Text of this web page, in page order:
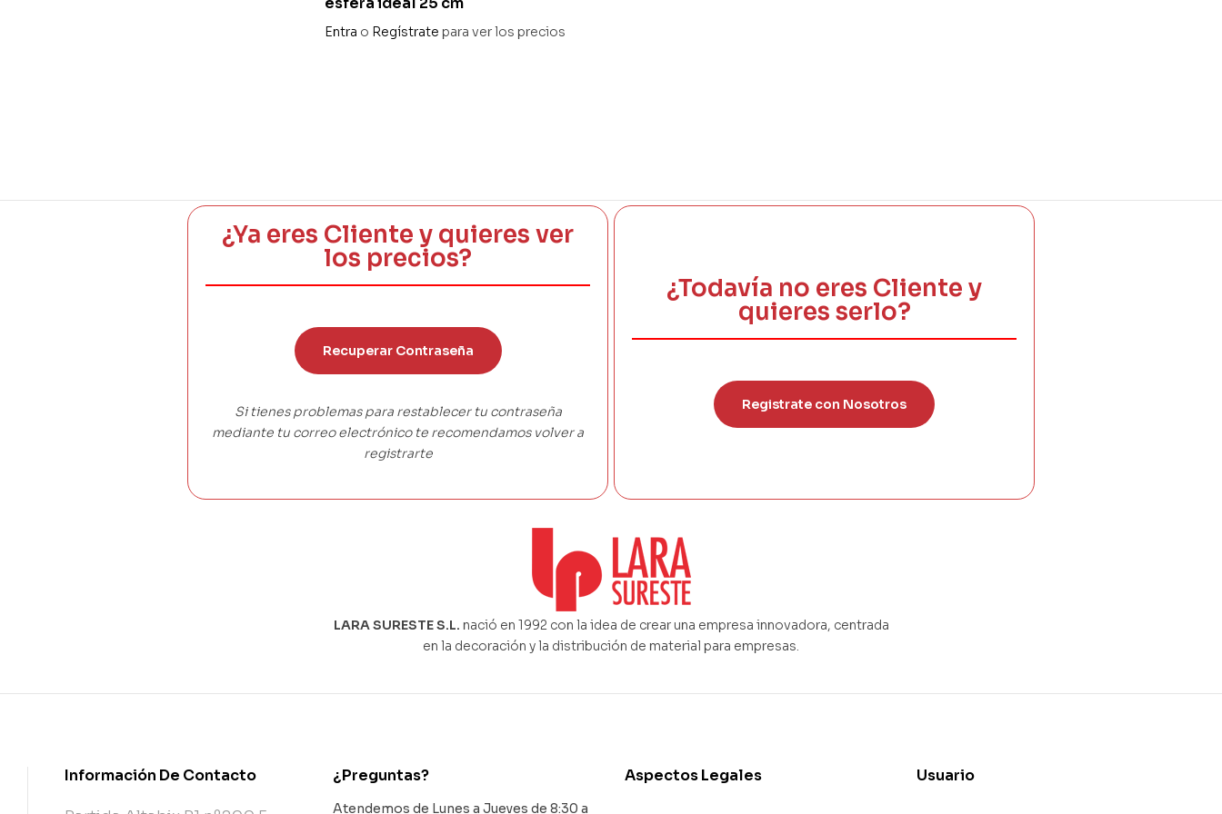
Entra o Regístrate para ver los precios
¿Ya eres Cliente y quieres ver
los precios?
Recuperar Contraseña
Si tienes problemas para restablecer tu contraseña
mediante tu correo electrónico te recomendamos volver a
registrarte
¿Todavía no eres Cliente y
quieres serlo?
Registrate con Nosotros
LARA SURESTE S.L. nació en 1992 con la idea de crear una empresa innovadora, centrada
en la decoración y la distribución de material para empresas.
Información De Contacto ¿Preguntas?
Atendemos de Lunes a Jueves de 8:30 a
Aspectos Legales Usuario